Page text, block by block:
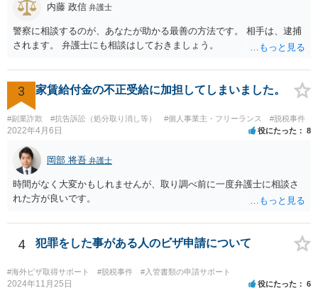
内藤 政信 弁護士
警察に相談するのが、あなたが助かる最善の方法です。 相手は、逮捕
されます。 弁護士にも相談はしておきましょう。
3 家賃給付金の不正受給に加担してしまいました。
#副業詐欺 #抗告訴訟（処分取り消し等） #個人事業主・フリーランス #脱税事件
2022年4月6日 役にたった 8
岡部 将吾 弁護士
時間がなく大変かもしれませんが、取り調べ前に一度弁護士に相談さ
れた方が良いです。
4 犯罪をした事がある人のビザ申請について
#海外ビザ取得サポート #脱税事件 #入管書類の申請サポート
2024年11月25日 役にたった 6